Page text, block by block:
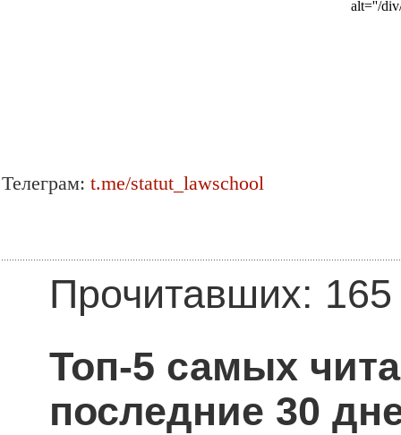
Телеграм: t.me/statut_lawschool
Прочитавших: 165
Топ-5 самых
последние 30